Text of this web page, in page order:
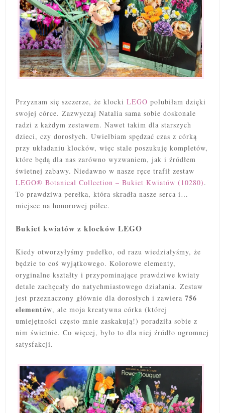
Przyznam się szczerze, że klocki LEGO polubiłam dzięki
swojej córce. Zazwyczaj Natalia sama sobie doskonale
radzi z każdym zestawem. Nawet takim dla starszych
dzieci, czy dorosłych. Uwielbiam spędzać czas z córką
przy układaniu klocków, więc stale poszukuję kompletów,
które będą dla nas zarówno wyzwaniem, jak i źródłem
świetnej zabawy. Niedawno w nasze ręce trafił zestaw
LEGO® Botanical Collection – Bukiet Kwiatów (10280).
To prawdziwa perełka, która skradła nasze serca i…
miejsce na honorowej półce.
Bukiet kwiatów z klocków LEGO
Kiedy otworzyłyśmy pudełko, od razu wiedziałyśmy, że
będzie to coś wyjątkowego. Kolorowe elementy,
oryginalne kształty i przypominające prawdziwe kwiaty
detale zachęcały do natychmiastowego działania. Zestaw
jest przeznaczony głównie dla dorosłych i zawiera 756
elementów, ale moja kreatywna córka (której
umiejętności często mnie zaskakują!) poradziła sobie z
nim świetnie. Co więcej, było to dla niej źródło ogromnej
satysfakcji.